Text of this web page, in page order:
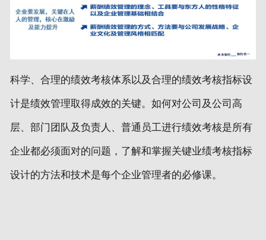
科学、合理的绩效考核体系以及合理的绩效考核指标设
计是绩效管理取得成效的关键。如何对公司及公司高
层、部门团队及负责人、普通员工进行绩效考核是所有
企业都必须面对的问题，了解和掌握关键业绩考核指标
设计的方法和技术是每个企业管理者的必修课。